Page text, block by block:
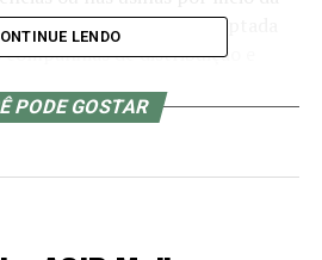
em que a energia captada
de distribuição e
a energia solar também
LENDO
PODE GOSTAR